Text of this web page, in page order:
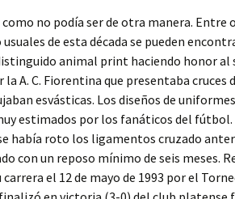
no podía ser de otra manera. Entre
de esta década se pueden
animal print haciendo honor
A. C. Fiorentina que presentaba cruces
esvásticas. Los diseños de
estimados por los fanáticos del fútbol.
había roto los ligamentos cruzado
con un reposo mínimo de seis meses.
el 12 de mayo de 1993 por el